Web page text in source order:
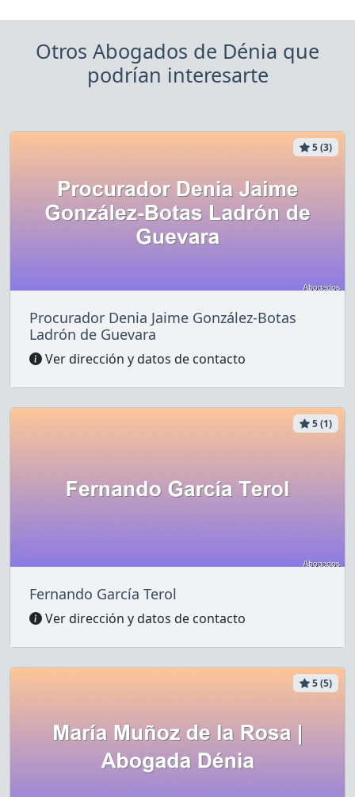
Otros Abogados de Dénia que
podrían interesarte
5 (3)
Procurador Denia Jaime González-Botas
Ladrón de Guevara
Ver dirección y datos de contacto
5 (1)
Fernando García Terol
Ver dirección y datos de contacto
5 (5)